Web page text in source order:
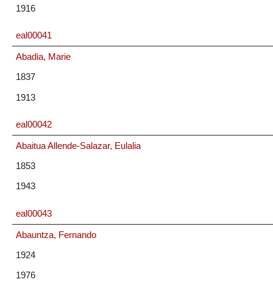
1916
eal00041
Abadia, Marie
1837
1913
eal00042
Abaitua Allende-Salazar, Eulalia
1853
1943
eal00043
Abauntza, Fernando
1924
1976